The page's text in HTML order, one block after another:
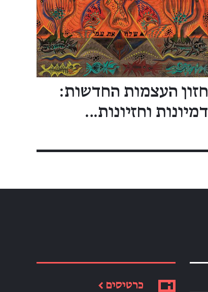
חזון העצמות החדשות:
דמיונות וחזיונות…
כרטיסים ←